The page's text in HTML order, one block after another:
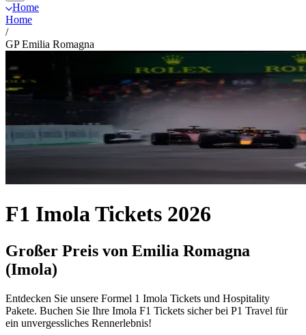
Home
Home
/
GP Emilia Romagna
F1 Imola Tickets 2026
Großer Preis von Emilia Romagna
(Imola)
Entdecken Sie unsere Formel 1 Imola Tickets und Hospitality
Pakete. Buchen Sie Ihre Imola F1 Tickets sicher bei P1 Travel für
ein unvergessliches Rennerlebnis!